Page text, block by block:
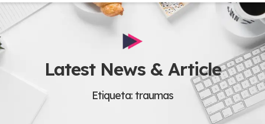
Latest News & Article
Etiqueta: traumas